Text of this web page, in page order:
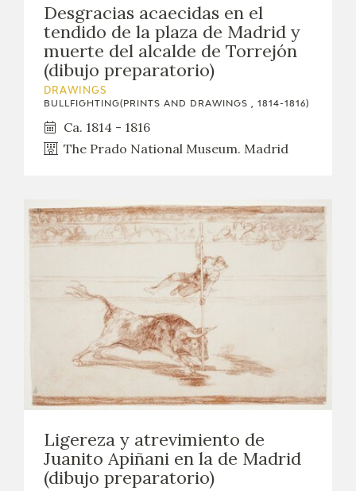
Desgracias acaecidas en el
tendido de la plaza de Madrid y
muerte del alcalde de Torrejón
(dibujo preparatorio)
DRAWINGS
BULLFIGHTING(PRINTS AND DRAWINGS , 1814-1816)
Ca. 1814 - 1816
The Prado National Museum. Madrid
Ligereza y atrevimiento de
Juanito Apiñani en la de Madrid
(dibujo preparatorio)